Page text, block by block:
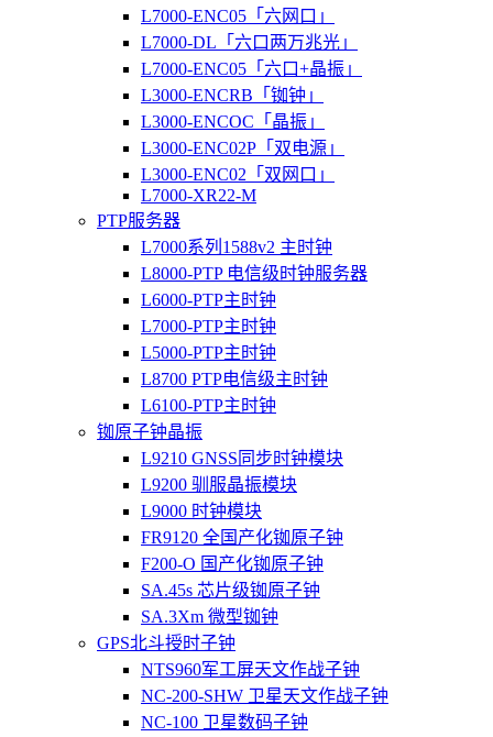
L7000-ENC05「六网口」
L7000-DL「六口两万兆光」
L7000-ENC05「六口+晶振」
L3000-ENCRB「铷钟」
L3000-ENCOC「晶振」
L3000-ENC02P「双电源」
L3000-ENC02「双网口」
L7000-XR22-M
PTP服务器
L7000系列1588v2 主时钟
L8000-PTP 电信级时钟服务器
L6000-PTP主时钟
L7000-PTP主时钟
L5000-PTP主时钟
L8700 PTP电信级主时钟
L6100-PTP主时钟
铷原子钟晶振
L9210 GNSS同步时钟模块
L9200 驯服晶振模块
L9000 时钟模块
FR9120 全国产化铷原子钟
F200-O 国产化铷原子钟
SA.45s 芯片级铷原子钟
SA.3Xm 微型铷钟
GPS北斗授时子钟
NTS960军工屏天文作战子钟
NC-200-SHW 卫星天文作战子钟
NC-100 卫星数码子钟